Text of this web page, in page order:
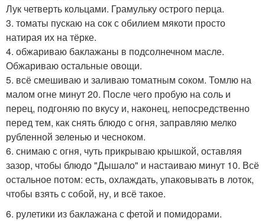
Лук четверть кольцами. Грамульку острого перца.
3. томаты пускаю на сок с обилием мякоти просто
натирая их на тёрке.
4. обжариваю баклажаны в подсолнечном масле.
Обжариваю остальные овощи.
5. всё смешиваю и заливаю томатным соком. Томлю на
малом огне минут 20. После чего пробую на соль и
перец, подгоняю по вкусу и, наконец, непосредственно
перед тем, как снять блюдо с огня, заправляю мелко
рубленной зеленью и чесноком.
6. снимаю с огня, чуть прикрываю крышкой, оставляя
зазор, чтобы блюдо "Дышало" и настаиваю минут 10. Всё
остальное потом: есть, охлаждать, упаковывать в лоток,
чтобы взять с собой, ну, и всё такое.
6. рулетики из баклажана с фетой и помидорами.